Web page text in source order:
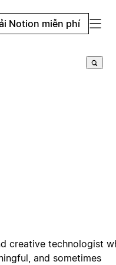
Notion miễn phí
creative technologist
and sometimes